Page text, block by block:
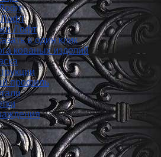
Лофт
Лофт
в один клик
кованых изделий
профиль